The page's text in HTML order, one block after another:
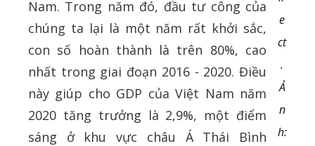
e
ct
.
Ả
n
h:
Nam. Trong năm đó, đầu tư công của
chúng ta lại là một năm rất khởi sắc,
con số hoàn thành là trên 80%, cao
nhất trong giai đoạn 2016 - 2020. Điều
này giúp cho GDP của Việt Nam năm
2020 tăng trưởng là 2,9%, một điểm
sáng ở khu vực châu Á Thái Bình